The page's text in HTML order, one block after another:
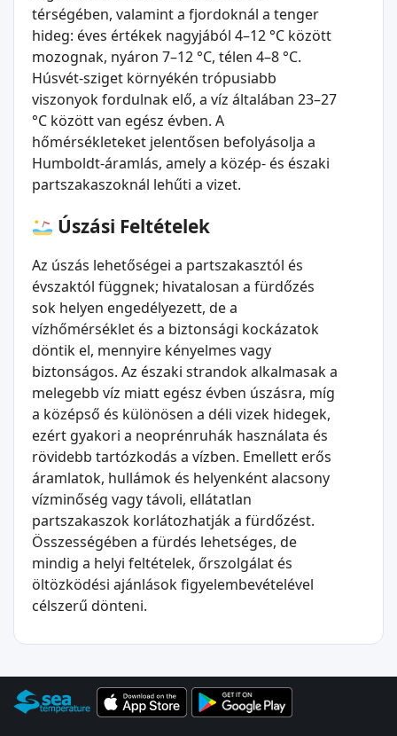
térségében, valamint a fjordoknál a tenger
hideg: éves értékek nagyjából 4–12 °C között
mozognak, nyáron 7–12 °C, télen 4–8 °C.
Húsvét-sziget környékén trópusiabb
viszonyok fordulnak elő, a víz általában 23–27
°C között van egész évben. A
hőmérsékleteket jelentősen befolyásolja a
Humboldt-áramlás, amely a közép- és északi
partszakaszoknál lehűti a vizet.
Úszási Feltételek
Az úszás lehetőségei a partszakasztól és
évszaktól függnek; hivatalosan a fürdőzés
sok helyen engedélyezett, de a
vízhőmérséklet és a biztonsági kockázatok
döntik el, mennyire kényelmes vagy
biztonságos. Az északi strandok alkalmasak a
melegebb víz miatt egész évben úszásra, míg
a középső és különösen a déli vizek hidegek,
ezért gyakori a neoprénruhák használata és
rövidebb tartózkodás a vízben. Emellett erős
áramlatok, hullámok és helyenként alacsony
vízminőség vagy távoli, ellátatlan
partszakaszok korlátozhatják a fürdőzést.
Összességében a fürdés lehetséges, de
mindig a helyi feltételek, őrszolgálat és
öltözködési ajánlások figyelembevételével
célszerű dönteni.